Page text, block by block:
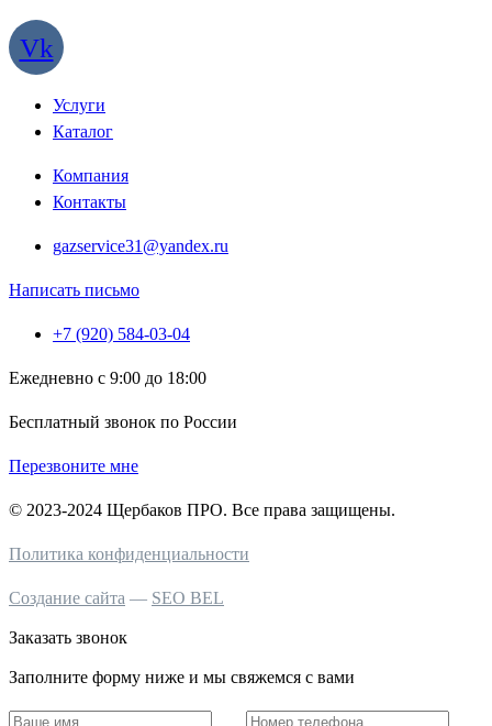
Vk
Услуги
Каталог
Компания
Контакты
gazservice31@yandex.ru
Написать письмо
+7 (920) 584-03-04
Ежедневно с 9:00 до 18:00
Бесплатный звонок по России
Перезвоните мне
© 2023-2024 Щербаков ПРО. Все права защищены.
Политика конфиденциальности
Создание сайта — SEO BEL
Заказать звонок
Заполните форму ниже и мы свяжемся с вами